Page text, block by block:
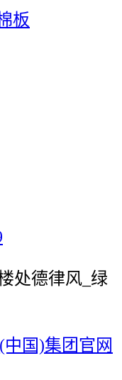
处德律风_绿
中国)集团官网